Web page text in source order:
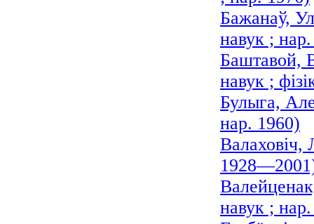
Бажанаў,
навук ;
Баштавой,
навук ;
Булыга,
нар. 1960)
Валаховіч,
навук ;